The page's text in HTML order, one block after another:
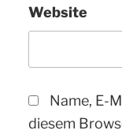
Website
Name, E-
diesem